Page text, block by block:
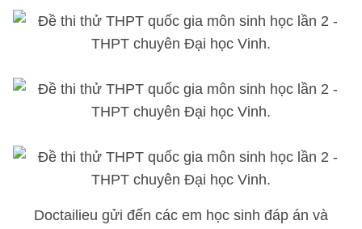
Doctailieu gửi đến các em học sinh đáp án và